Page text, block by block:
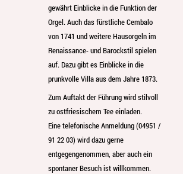
gewährt Einblicke in die Funktion der
Orgel. Auch das fürstliche Cembalo
von 1741 und weitere Hausorgeln im
Renaissance- und Barockstil spielen
auf. Dazu gibt es Einblicke in die
prunkvolle Villa aus dem Jahre 1873.
Zum Auftakt der Führung wird stilvoll
zu ostfriesischem Tee einladen.
Eine telefonische Anmeldung (04951 /
91 22 03) wird dazu gerne
entgegengenommen, aber auch ein
spontaner Besuch ist willkommen.